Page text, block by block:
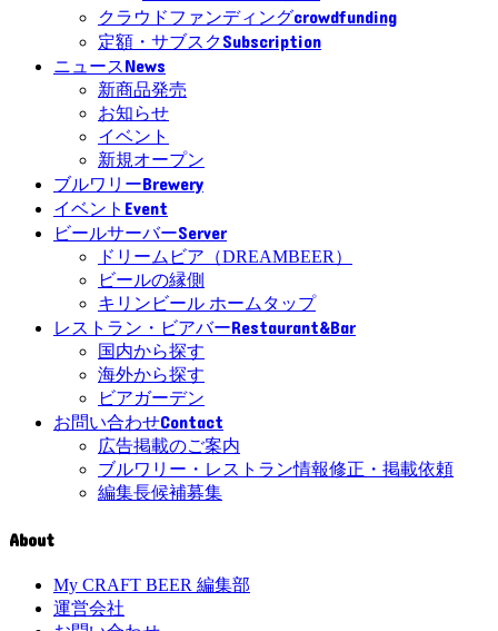
クラウドファンディングcrowdfunding
定額・サブスクSubscription
ニュースNews
新商品発売
お知らせ
イベント
新規オープン
ブルワリーBrewery
イベント Event
ビールサーバーServer
ドリームビア（DREAMBEER）
ビールの縁側
キリンビール ホームタップ
レストラン・ビアバーRestaurant&Bar
国内から探す
海外から探す
ビアガーデン
お問い合わせContact
広告掲載のご案内
ブルワリー・レストラン情報修正・掲載依頼
編集長候補募集
About
My CRAFT BEER 編集部
運営会社